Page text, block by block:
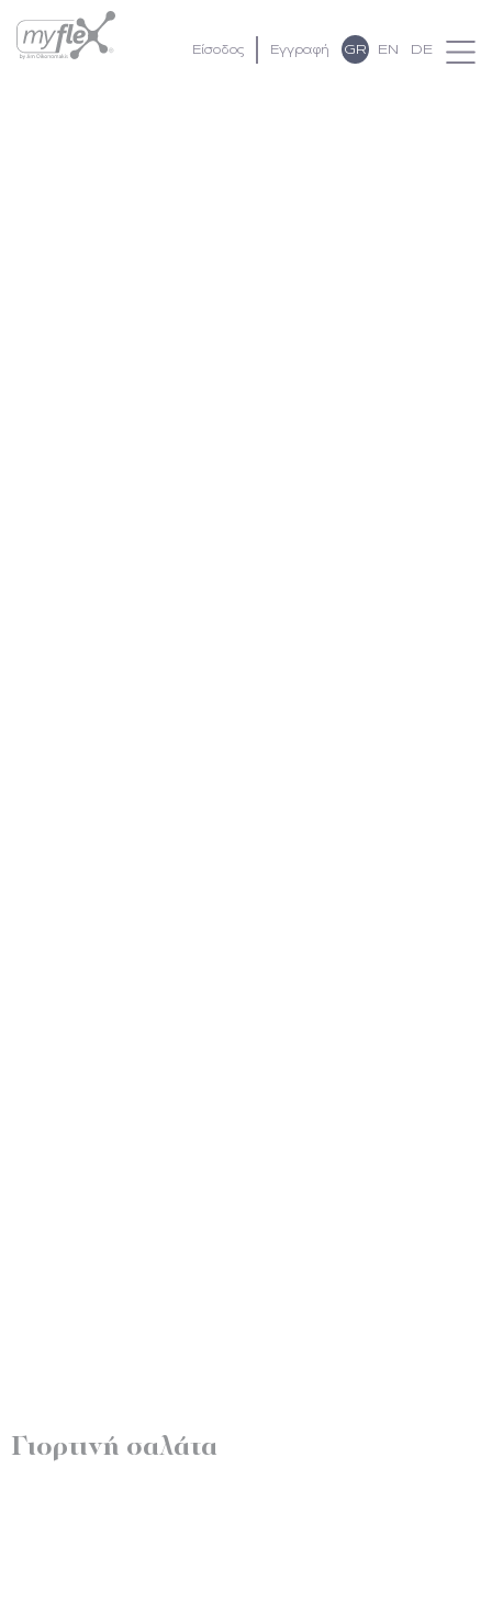
Είσοδος Εγγραφή GR EN DE
Γιορτινή σαλάτα